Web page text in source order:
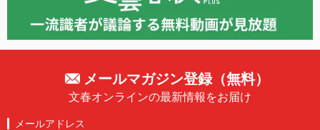
メールマガジン登録（無料）
文春オンラインの最新情報をお届け
メールアドレス